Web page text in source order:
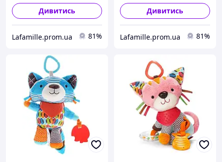
Дивитись
Lafamille.prom.ua 81%
Дивитись
Lafamille.prom.ua 81%